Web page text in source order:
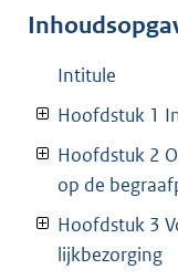
Intitule
Hoofdstuk 1
Hoofdstuk 2
op de
Hoofdstuk 3
lijkbezorging